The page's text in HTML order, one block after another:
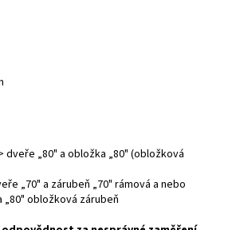
dveře „80" a obložka „80" (obložková
„70" a zárubeň „70" rámová a nebo
obložková zárubeň